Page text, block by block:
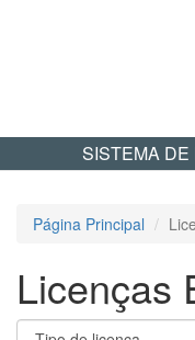
SISTEMA DE
Página Principal
Licenças